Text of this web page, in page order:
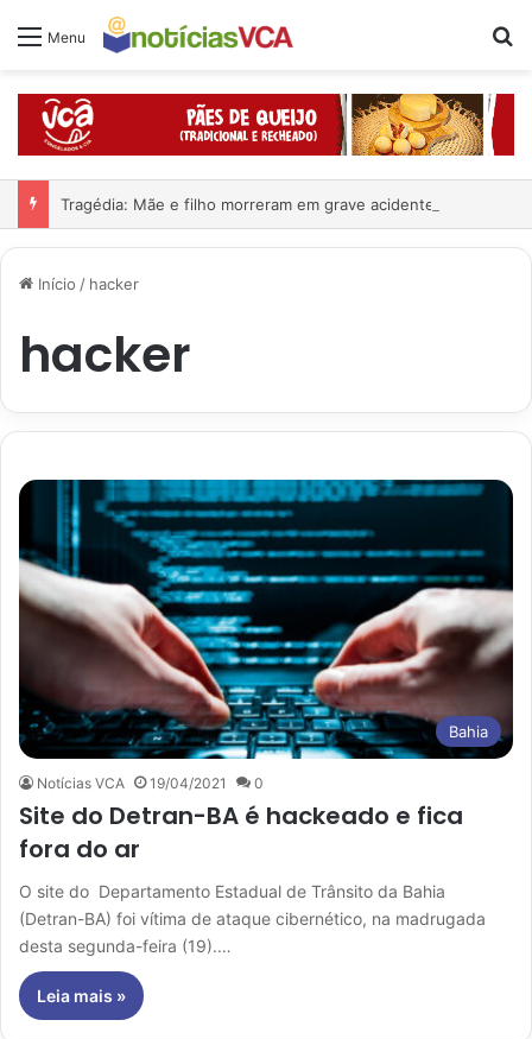
Menu
Tragédia: Mãe e filho morreram em grave acidente
Início / hacker
hacker
Bahia
Notícias VCA 19/04/2021 0
Site do Detran-BA é hackeado e fica
fora do ar
O site do Departamento Estadual de Trânsito da Bahia
(Detran-BA) foi vítima de ataque cibernético, na madrugada
desta segunda-feira (19).…
Leia mais »